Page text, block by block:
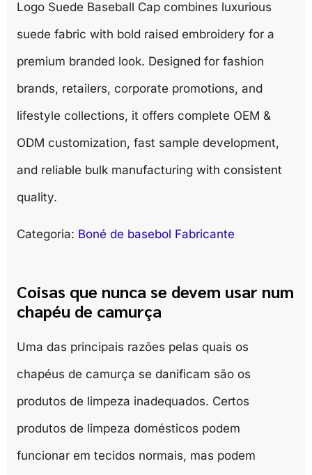
Logo Suede Baseball Cap combines luxurious
suede fabric with bold raised embroidery for a
premium branded look. Designed for fashion
brands, retailers, corporate promotions, and
lifestyle collections, it offers complete OEM &
ODM customization, fast sample development,
and reliable bulk manufacturing with consistent
quality.
Categoria: Boné de basebol Fabricante
Coisas que nunca se devem usar num
chapéu de camurça
Uma das principais razões pelas quais os
chapéus de camurça se danificam são os
produtos de limpeza inadequados. Certos
produtos de limpeza domésticos podem
funcionar em tecidos normais, mas podem